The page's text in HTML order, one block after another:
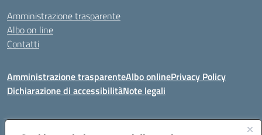
Amministrazione trasparente
Albo on line
Contatti
Amministrazione trasparenteAlbo onlinePrivacy Policy
Dichiarazione di accessibilitàNote legali